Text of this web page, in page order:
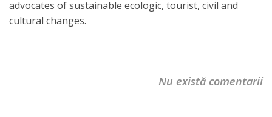
advocates of sustainable ecologic, tourist, civil and
cultural changes.
Nu există comentarii